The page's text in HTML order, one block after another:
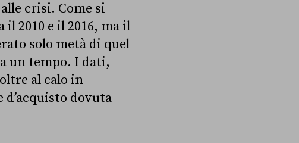
crisi. Come si
2010 e il 2016, ma il
solo metà di quel
un tempo. I dati,
al calo in
dovuta